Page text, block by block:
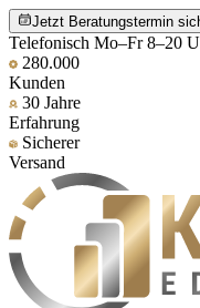
Jetzt Beratungstermin
Telefonisch Mo–Fr 8–20
280.000
Kunden
30 Jahre
Erfahrung
Sicherer
Versand